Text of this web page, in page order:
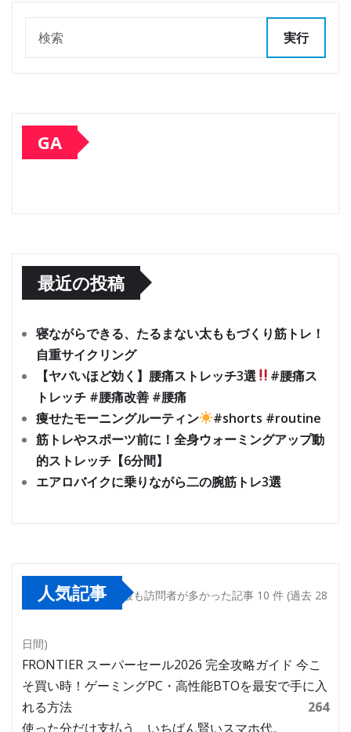
実行
GA
最近の投稿
寝ながらできる、たるまない太ももづくり筋トレ！
自重サイクリング
【ヤバいほど効く】腰痛ストレッチ3選
#腰痛ス
トレッチ #腰痛改善 #腰痛
痩せたモーニングルーティン
#shorts #routine
筋トレやスポーツ前に！全身ウォーミングアップ動
的ストレッチ【6分間】
エアロバイクに乗りながら二の腕筋トレ3選
人気記事 最も訪問者が多かった記事 10 件 (過去 28
日間)
FRONTIER スーパーセール2026 完全攻略ガイド 今こ
そ買い時！ゲーミングPC・高性能BTOを最安で手に入
れる方法
264
使った分だけ支払う、いちばん賢いスマホ代。